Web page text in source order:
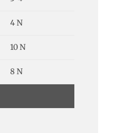
4 N
10 N
8 N